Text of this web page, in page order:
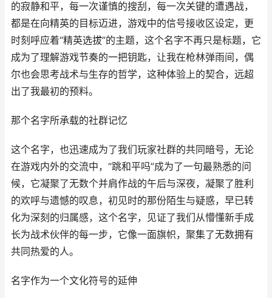
的寂静和平，每一次谨慎的搜刮，每一次关键的遭遇战，
都是在向精英的目标迈进，游戏中的信号接收区设定，更
时刻呼应着“精英选拔”的主题，这个名字不再只是标题，它
成为了理解游戏节奏的一把钥匙，让我在枪林弹雨间，偶
尔也会思考战术与生存的哲学，这种体验上的契合，远超
出了我最初的预料。
那个名字所承载的社群记忆
这个名字，也迅速成为了我们玩家社群的共同暗号，无论
在游戏内外的交流中，“跳和平吗”成为了一句最熟悉的问
候，它凝聚了无数个并肩作战的午后与深夜，凝聚了胜利
的欢呼与遗憾的叹息，初见时的那份陌生与疑惑，早已转
化为深刻的归属感，这个名字，见证了我们从懵懂新手成
长为战术伙伴的每一步，它像一面旗帜，聚集了无数拥有
共同热爱的人。
名字作为一个文化符号的延伸